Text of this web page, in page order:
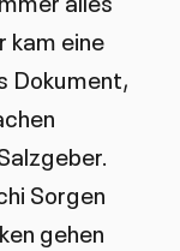
kam eine
Dokument,
Sorgen
gehen